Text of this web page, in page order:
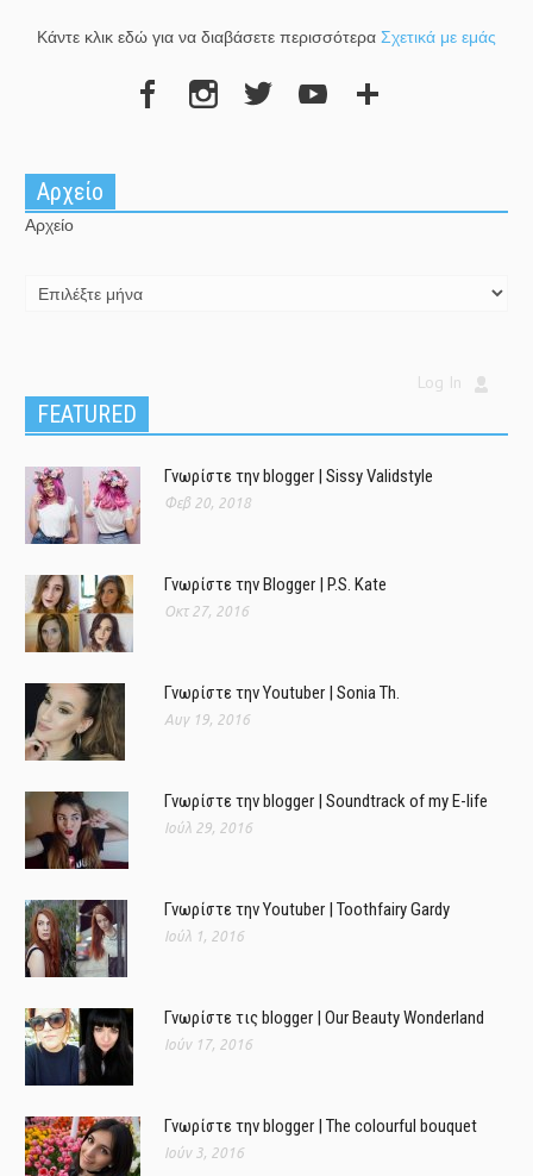
Κάντε κλικ εδώ για να διαβάσετε περισσότερα Σχετικά με εμάς
Αρχείο
Αρχείο
Log In
FEATURED
Γνωρίστε την blogger | Sissy Validstyle
Φεβ 20, 2018
Γνωρίστε την Blogger | P.S. Kate
Οκτ 27, 2016
Γνωρίστε την Youtuber | Sonia Th.
Αυγ 19, 2016
Γνωρίστε την blogger | Soundtrack of my E-life
Ιούλ 29, 2016
Γνωρίστε την Youtuber | Toothfairy Gardy
Ιούλ 1, 2016
Γνωρίστε τις blogger | Our Beauty Wonderland
Ιούν 17, 2016
Γνωρίστε την blogger | The colourful bouquet
Ιούν 3, 2016